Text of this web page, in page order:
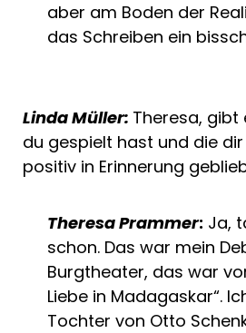
aber am Boden der
das Schreiben ein
Linda Müller: Theresa, gibt
du gespielt hast und die
positiv in Erinnerung
Theresa Prammer: Ja,
schon. Das war mein
Burgtheater, das war
Liebe in Madagaskar“.
Tochter von Otto